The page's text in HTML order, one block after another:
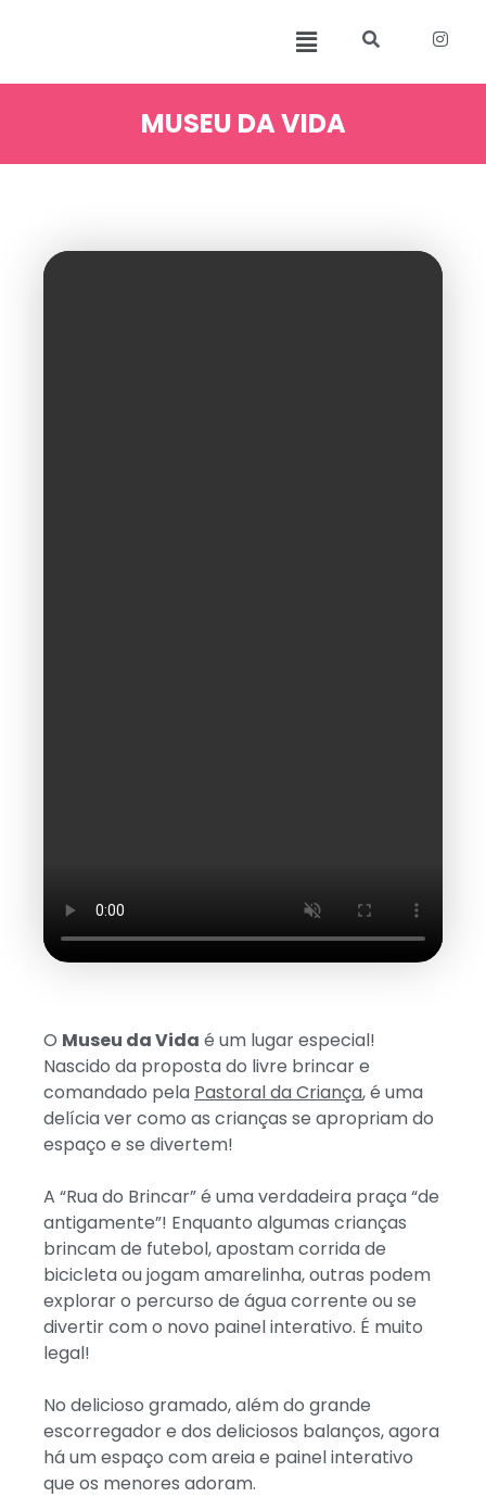
MUSEU DA VIDA
O Museu da Vida é um lugar especial!
Nascido da proposta do livre brincar e
comandado pela Pastoral da Criança, é uma
delícia ver como as crianças se apropriam do
espaço e se divertem!
A “Rua do Brincar” é uma verdadeira praça “de
antigamente”! Enquanto algumas crianças
brincam de futebol, apostam corrida de
bicicleta ou jogam amarelinha, outras podem
explorar o percurso de água corrente ou se
divertir com o novo painel interativo. É muito
legal!
No delicioso gramado, além do grande
escorregador e dos deliciosos balanços, agora
há um espaço com areia e painel interativo
que os menores adoram.